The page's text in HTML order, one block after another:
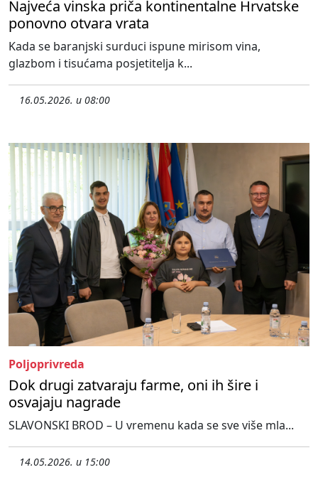
Najveća vinska priča kontinentalne Hrvatske
ponovno otvara vrata
Kada se baranjski surduci ispune mirisom vina,
glazbom i tisućama posjetitelja k...
16.05.2026. u 08:00
Poljoprivreda
Dok drugi zatvaraju farme, oni ih šire i
osvajaju nagrade
SLAVONSKI BROD – U vremenu kada se sve više mla...
14.05.2026. u 15:00